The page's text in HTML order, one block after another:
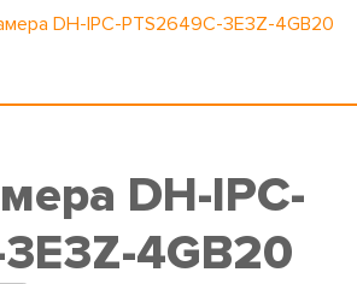
DH-IPC-PTS2649C-3E3Z-4GB20
DH-IPC-
4GB20